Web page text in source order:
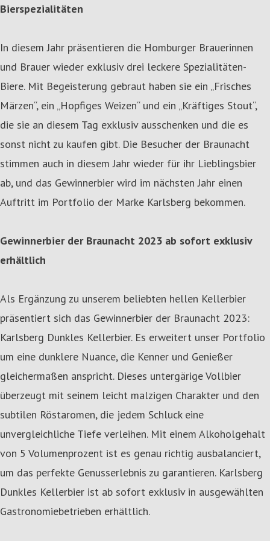
Bierspezialitäten
In diesem Jahr präsentieren die Homburger Brauerinnen
und Brauer wieder exklusiv drei leckere Spezialitäten-
Biere. Mit Begeisterung gebraut haben sie ein „Frisches
Märzen“, ein „Hopfiges Weizen“ und ein „Kräftiges Stout“,
die sie an diesem Tag exklusiv ausschenken und die es
sonst nicht zu kaufen gibt. Die Besucher der Braunacht
stimmen auch in diesem Jahr wieder für ihr Lieblingsbier
ab, und das Gewinnerbier wird im nächsten Jahr einen
Auftritt im Portfolio der Marke Karlsberg bekommen.
Gewinnerbier der Braunacht 2023 ab sofort exklusiv
erhältlich
Als Ergänzung zu unserem beliebten hellen Kellerbier
präsentiert sich das Gewinnerbier der Braunacht 2023:
Karlsberg Dunkles Kellerbier. Es erweitert unser Portfolio
um eine dunklere Nuance, die Kenner und Genießer
gleichermaßen anspricht. Dieses untergärige Vollbier
überzeugt mit seinem leicht malzigen Charakter und den
subtilen Röstaromen, die jedem Schluck eine
unvergleichliche Tiefe verleihen. Mit einem Alkoholgehalt
von 5 Volumenprozent ist es genau richtig ausbalanciert,
um das perfekte Genusserlebnis zu garantieren. Karlsberg
Dunkles Kellerbier ist ab sofort exklusiv in ausgewählten
Gastronomiebetrieben erhältlich.